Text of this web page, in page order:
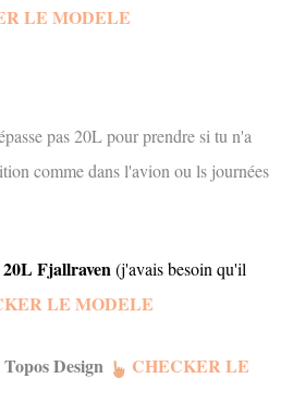
LE MODELE
pas 20L pour prendre si tu n'a
comme dans l'avion ou ls journées
20L Fjallraven(j'avais besoin qu'il
LE MODELE
Design CHECKERLE